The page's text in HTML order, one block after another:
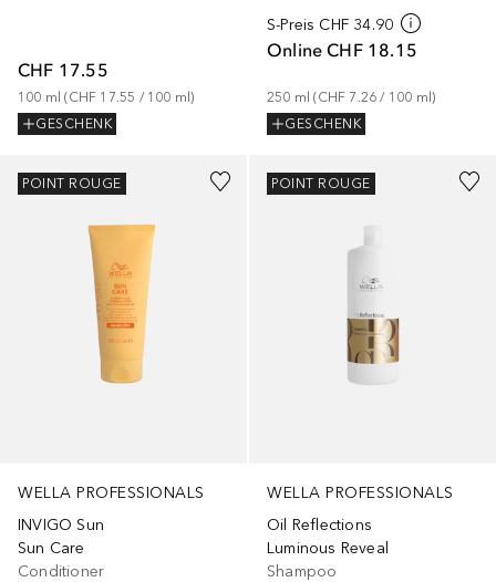
CHF 17.55
100 ml (CHF 17.55 / 100 ml)
GESCHENK
S-Preis CHF 34.90
Online CHF 18.15
250 ml (CHF 7.26 / 100 ml)
GESCHENK
WELLA PROFESSIONALS
INVIGO Sun
Sun Care
Conditioner
POINT ROUGE
WELLA PROFESSIONALS
Oil Reflections
Luminous Reveal
Shampoo
POINT ROUGE